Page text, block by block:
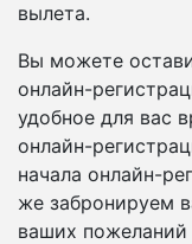
вылета.
Вы можете
онлайн-
удобное для вас
онлайн-
начала онлайн-
же забронируем
ваших